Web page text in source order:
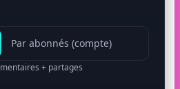
Par abonnés (compte)
+ partages